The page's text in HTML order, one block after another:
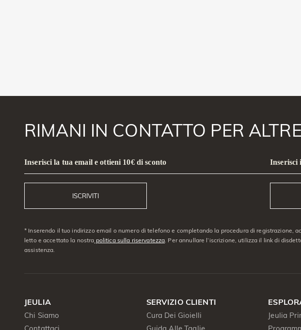
RIMANI IN CONTATTO PER
Inserisci la tua email e ottieni 10€ di sconto
ISCRIVITI
Inserisci
* Inserendo il tuo indirizzo email o numero di telefono e completando la procedura di registrazione,
letto e accettato la nostra politica sulla riservatezza . Per annullare l’iscrizione, utilizza il link di
assistenza.
JEULIA
Chi Siamo
Contattaci
SERVIZIO CLIENTI
Cura Dei Gioielli
Guida Alle Taglie
Jeulia